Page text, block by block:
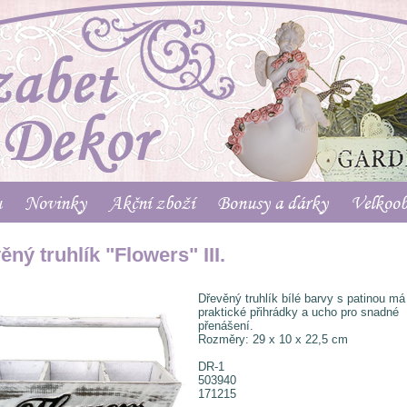
Novinky Akční zboží Bonusy a dárky
truhlík "Flowers" III.
Dřevěný truhlík bílé barvy s patinou
praktické přihrádky a ucho pro snadné
přenášení.
Rozměry: 29 x 10 x 22,5 cm
DR-1
503940
171215